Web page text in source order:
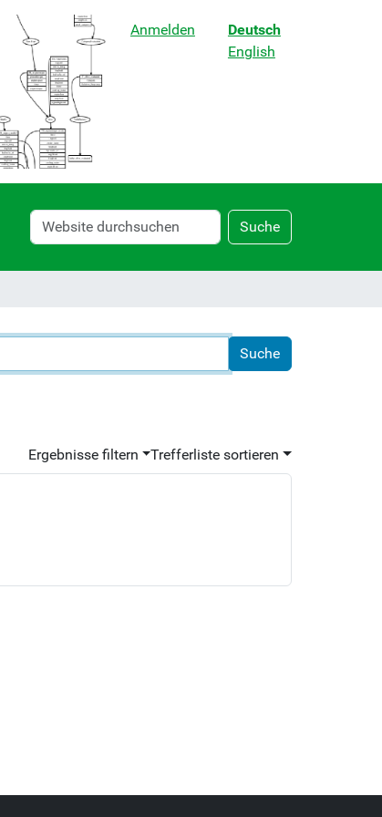
Anmelden
Deutsch
English
Website
durchsuchen
Suche
Erweiterte
Suche…
Ergebnisse filtern Trefferliste sortieren